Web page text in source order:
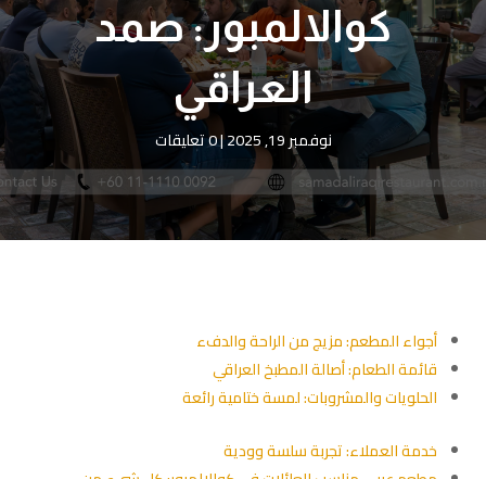
كوالالمبور: صمد
العراقي
نوفمبر 19, 2025 |0 تعليقات
أجواء المطعم: مزيج من الراحة والدفء
قائمة الطعام: أصالة المطبخ العراقي
الحلويات والمشروبات: لمسة ختامية رائعة
خدمة العملاء: تجربة سلسة وودية